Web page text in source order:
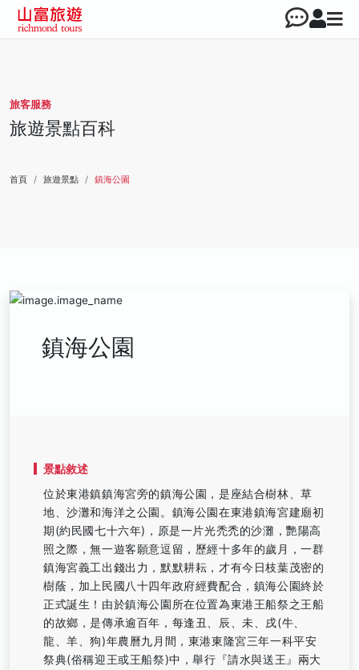
旅客服務
旅遊景點百科
首頁 旅遊景點 鎮海公園
鎮海公園
景點敘述
位於東港鎮鎮海宮旁的鎮海公園，是座結合樹林、草
地、沙灘和海洋之公園。鎮海公園在東港鎮海宮建廟初
期(約民國七十六年)，原是一片光禿禿的沙灘，艷陽高
照之際，無一遊客願意逗留，歷經十多年的歲月，一群
鎮海宮義工出錢出力，默默耕耘，才有今日枝葉茂密的
樹蔭，加上民國八十四年政府經費配合，鎮海公園終於
正式誕生！由於鎮海公園所在位置為東港王船祭之王船
的故鄉，是傳承逾百年，每逢丑、辰、未、戌(牛、
龍、羊、狗)年農曆九月間，東港東隆宮三年一科平安
祭典(俗稱迎王或王船祭)中，舉行『請水與送王』兩大